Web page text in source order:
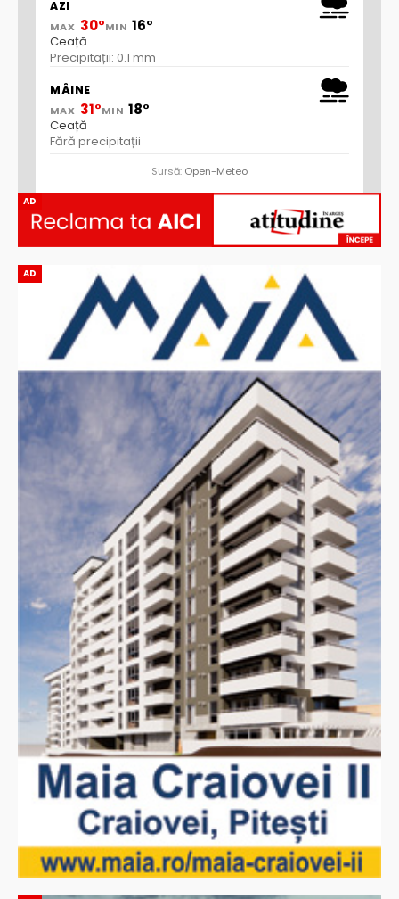
AD
AD
AZI
MAX 30°MIN 16°
Ceață
Precipitații: 0.1 mm
MÂINE
MAX 31°MIN 18°
Ceață
Fără precipitații
Sursă: Open-Meteo